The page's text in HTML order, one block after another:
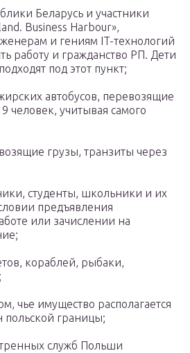
Беларусь и участники
Business Harbour»,
и гениям IT-технологий
работу и гражданство РП. Дети
под этот пункт;
автобусов, перевозящие
человек, учитывая самого
грузы, транзиты через
студенты, школьники и их
предъявления
или зачислении на
кораблей, рыбаки,
чье имущество располагается
польской границы;
служб Польши